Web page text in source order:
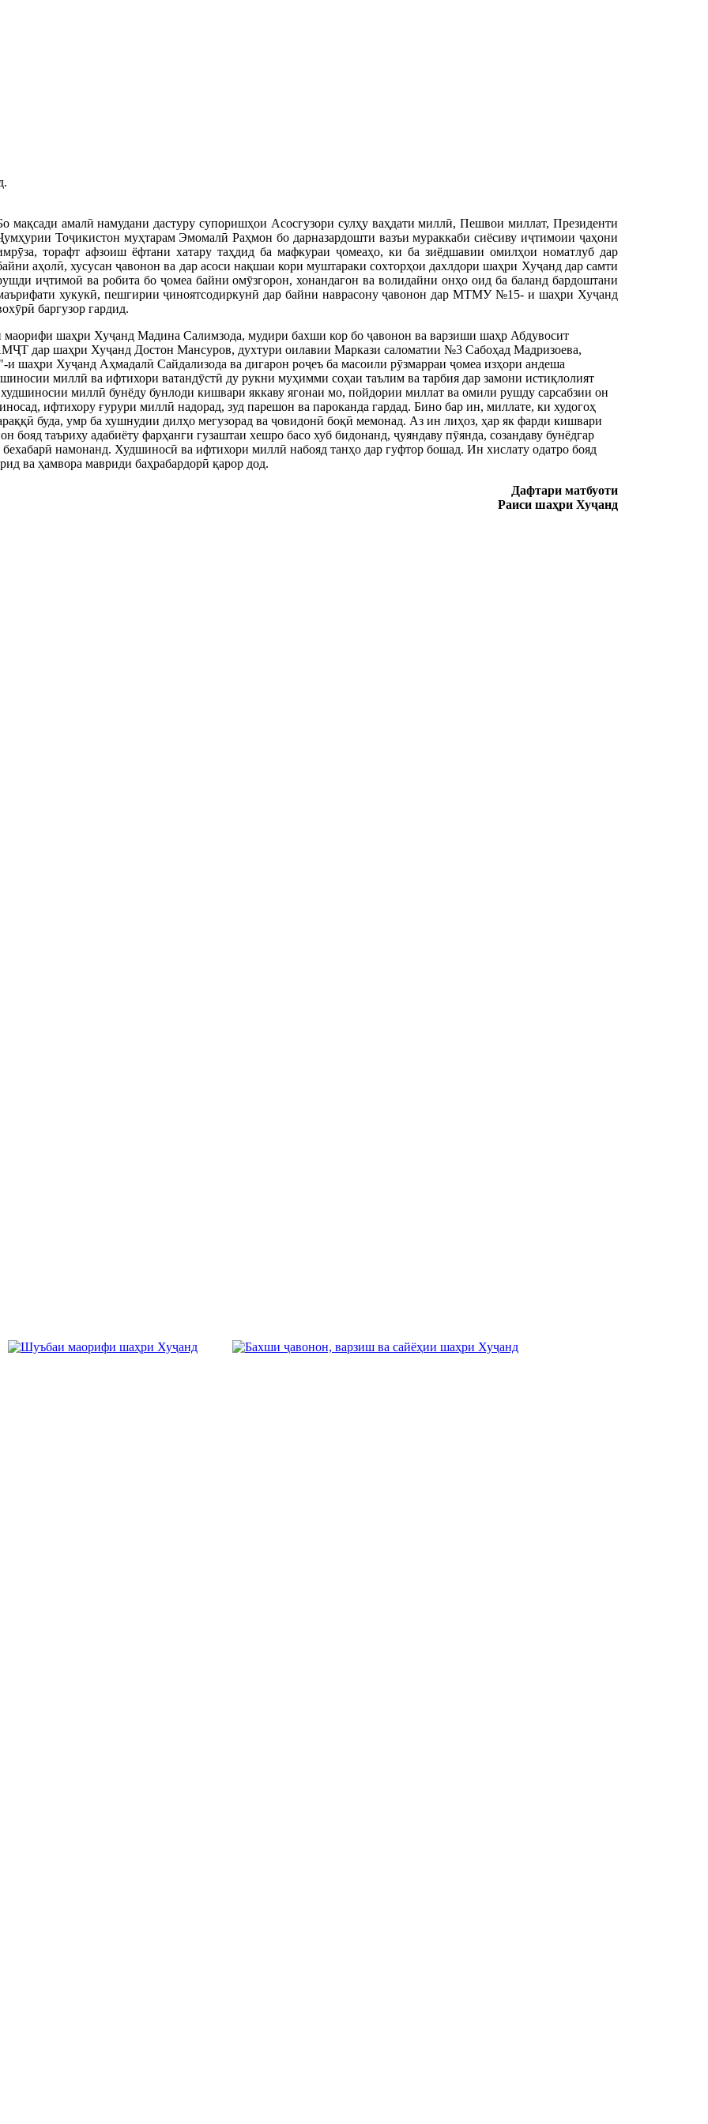
мақсади амалӣ намудани дастуру супоришҳои Асосгузори сулҳу ваҳдати миллӣ, Пешвои миллат, Президенти
Тоҷикистон муҳтарам Эмомалӣ Раҳмон бо дарназардошти вазъи мураккаби сиёсиву иҷтимоии ҷаҳони
торафт афзоиш ёфтани хатару таҳдид ба мафкураи ҷомеаҳо, ки ба зиёдшавии омилҳои номатлуб дар
аҳолӣ, хусусан ҷавонон ва дар асоси нақшаи кори муштараки сохторҳои дахлдори шаҳри Хуҷанд дар самти
иҷтимоӣ ва робита бо ҷомеа байни омӯзгорон, хонандагон ва волидайни онҳо оид ба баланд бардоштани
хукукӣ, пешгирии ҷиноятсодиркунӣ дар байни наврасону ҷавонон дар МТМУ №15- и шаҳри Хуҷанд
баргузор гардид.
шаҳри Хуҷанд Мадина Салимзода, мудири бахши кор бо ҷавонон ва варзиши шаҳр Абдувосит
дар шаҳри Хуҷанд Достон Мансуров, духтури оилавии Маркази саломатии №3 Сабоҳад Мадризоева,
шаҳри Хуҷанд Аҳмадалӣ Сайдализода ва дигарон роҷеъ ба масоили рӯзмарраи ҷомеа изҳори андеша
миллӣ ва ифтихори ватандӯстӣ ду рукни муҳимми соҳаи таълим ва тарбия дар замони истиқлолият
миллӣ бунёду бунлоди кишвари яккаву ягонаи мо, пойдории миллат ва омили рушду сарсабзии он
ифтихору ғурури миллӣ надорад, зуд парешон ва пароканда гардад. Бино бар ин, миллате, ки худогоҳ
буда, умр ба хушнудии дилҳо мегузорад ва ҷовидонӣ боқӣ мемонад. Аз ин лиҳоз, ҳар як фарди кишвари
бояд таъриху адабиёту фарҳанги гузаштаи хешро басо хуб бидонанд, ҷуяндаву пӯянда, созандаву бунёдгар
бехабарӣ намонанд. Худшиносӣ ва ифтихори миллӣ набояд танҳо дар гуфтор бошад. Ин хислату одатро бояд
ва ҳамвора мавриди баҳрабардорӣ қарор дод.
Дафтари матбуоти
Раиси шаҳри Хуҷанд